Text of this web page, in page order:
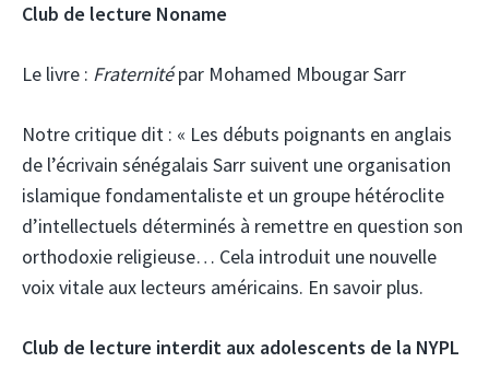
Club de lecture Noname
Le livre : Fraternitépar Mohamed Mbougar Sarr
Notre critique dit : « Les débuts poignants en anglais
de l’écrivain sénégalais Sarr suivent une organisation
islamique fondamentaliste et un groupe hétéroclite
d’intellectuels déterminés à remettre en question son
orthodoxie religieuse… Cela introduit une nouvelle
voix vitale aux lecteurs américains. En savoir plus.
Club de lecture interdit aux adolescents de la NYPL